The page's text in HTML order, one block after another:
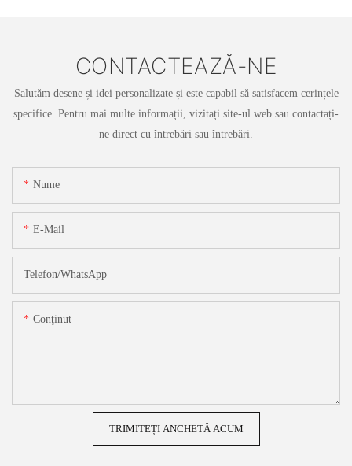
CONTACTEAZĂ-NE
Salutăm desene și idei personalizate și este capabil să satisfacem cerințele
specifice. Pentru mai multe informații, vizitați site-ul web sau contactați-
ne direct cu întrebări sau întrebări.
Nume
E-Mail
Telefon/WhatsApp
Conţinut
TRIMITEȚI ANCHETĂ ACUM